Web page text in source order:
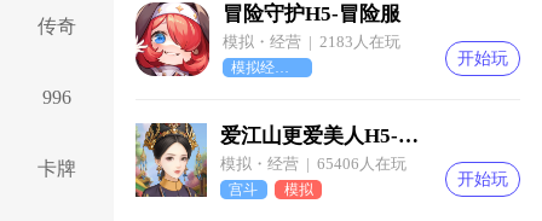
传奇
996
卡牌
冒险守护H5-冒险服
模拟・经营 | 2183人在玩
模拟经营玩法
开始玩
爱江山更爱美人H5-满庭芳服
模拟・经营 | 65406人在玩
宫斗 模拟
开始玩